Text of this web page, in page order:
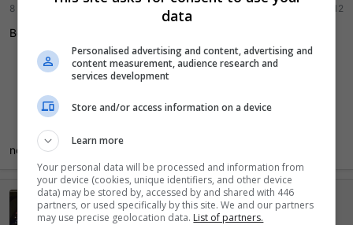
8 Setembro 2011 #12
Bom topico, acompanharei...pois manjo mto de MMA.....
not....nao manjo nada mas curto
Coraiola
Ei mãe, 500 pontos!
data
Personalised advertising and content, advertising and
content measurement, audience research and
services development
Store and/or access information on a device
Learn more
Your personal data will be processed and information from
your device (cookies, unique identifiers, and other device
data) may be stored by, accessed by and shared with 446
partners, or used specifically by this site. We and our partners
may use precise geolocation data. List of partners.